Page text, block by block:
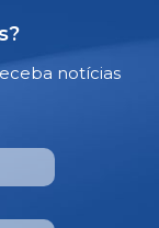
notícias